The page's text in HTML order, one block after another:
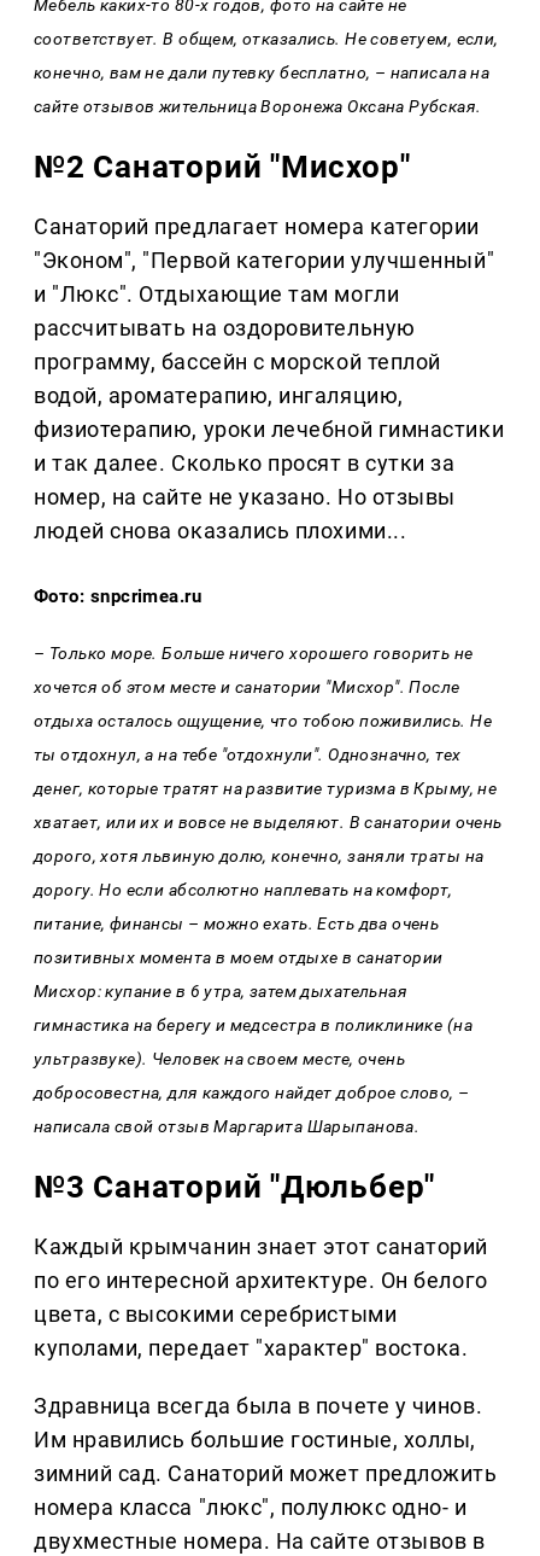
Мебель каких-то 80-х годов, фото на сайте не
соответствует. В общем, отказались. Не советуем, если,
конечно, вам не дали путевку бесплатно, – написала на
сайте отзывов жительница Воронежа Оксана Рубская.
№2 Санаторий "Мисхор"
Санаторий предлагает номера категории
"Эконом", "Первой категории улучшенный"
и "Люкс". Отдыхающие там могли
рассчитывать на оздоровительную
программу, бассейн с морской теплой
водой, ароматерапию, ингаляцию,
физиотерапию, уроки лечебной гимнастики
и так далее. Сколько просят в сутки за
номер, на сайте не указано. Но отзывы
людей снова оказались плохими...
Фото: snpcrimea.ru
– Только море. Больше ничего хорошего говорить не
хочется об этом месте и санатории "Мисхор". После
отдыха осталось ощущение, что тобою поживились. Не
ты отдохнул, а на тебе "отдохнули". Однозначно, тех
денег, которые тратят на развитие туризма в Крыму, не
хватает, или их и вовсе не выделяют. В санатории очень
дорого, хотя львиную долю, конечно, заняли траты на
дорогу. Но если абсолютно наплевать на комфорт,
питание, финансы – можно ехать. Есть два очень
позитивных момента в моем отдыхе в санатории
Мисхор: купание в 6 утра, затем дыхательная
гимнастика на берегу и медсестра в поликлинике (на
ультразвуке). Человек на своем месте, очень
добросовестна, для каждого найдет доброе слово, –
написала свой отзыв Маргарита Шарыпанова.
№3 Санаторий "Дюльбер"
Каждый крымчанин знает этот санаторий
по его интересной архитектуре. Он белого
цвета, с высокими серебристыми
куполами, передает "характер" востока.
Здравница всегда была в почете у чинов.
Им нравились большие гостиные, холлы,
зимний сад. Санаторий может предложить
номера класса "люкс", полулюкс одно- и
двухместные номера. На сайте отзывов в